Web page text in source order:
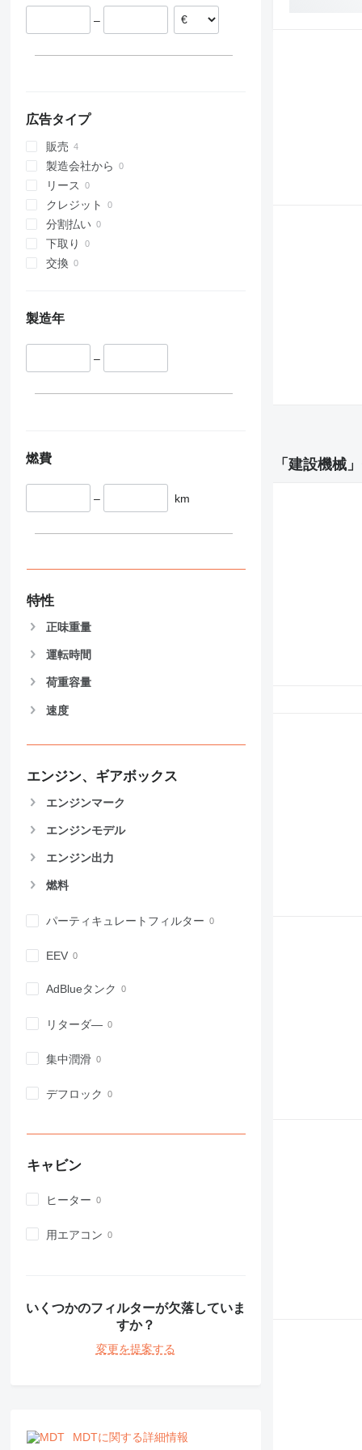
315
318
320
321
322
323
324
325
326
330
345
395
432
444
589
906
910
914
924
926
930
950
955
963
972
973
990
AP
CB
E-series
PM
456
8018
8026
8030
8035
CT
JS
JZ
NXT
TM
Vibromax
4394
Pecolift
Toucan
XZ
–
広告タイプ
販売
製造会社から
リース
クレジット
分割払い
下取り
交換
製造年
–
燃費
– km
特性
正味重量
運転時間
荷重容量
速度
エンジン、ギアボックス
エンジンマーク
エンジンモデル
エンジン出力
燃料
パーティキュレートフィルター
EEV
AdBlueタンク
リターダ―
集中潤滑
デフロック
キャビン
ヒーター
用エアコン
いくつかのフィルターが欠落していま
すか？
変更を提案する
MDTに関する詳細情報
「建設機械